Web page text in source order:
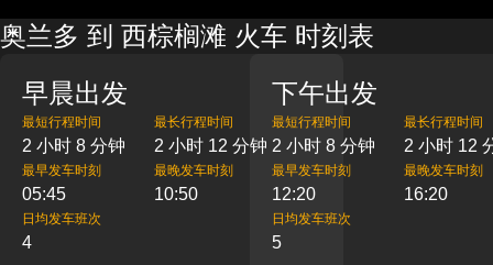
奥兰多 到 西棕榈滩 火车 时刻表
早晨出发
最短行程时间
2 小时 8 分钟
最长行程时间
2 小时 12 分钟
最早发车时刻
05:45
最晚发车时刻
10:50
日均发车班次
4
下午出发
最短行程时间
2 小时 8 分钟
最长行程时间
2 小时 12
最早发车时刻
12:20
最晚发车时刻
16:20
日均发车班次
5